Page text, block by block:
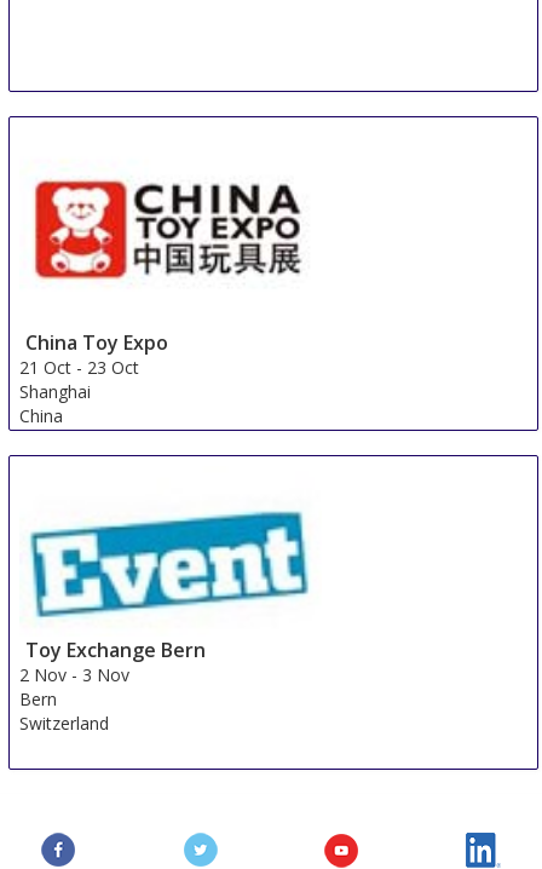
China Toy Expo
21 Oct - 23 Oct
Shanghai
China
Toy Exchange Bern
2 Nov - 3 Nov
Bern
Switzerland